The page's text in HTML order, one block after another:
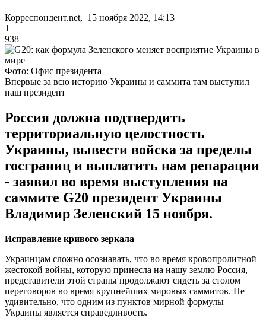
Корреспондент.net, 15 ноября 2022, 14:13
1
938
Фото: Офис президента
Впервые за всю историю Украины и саммита там выступил
наш президент
Россия должна подтвердить
территориальную целостность
Украины, вывести войска за пределы
госграниц и выплатить нам репарации
- заявил во время выступления на
саммите G20 президент Украины
Владимир Зеленский 15 ноября.
Исправление кривого зеркала
Украинцам сложно осознавать, что во время кровопролитной
жестокой войны, которую принесла на нашу землю Россия,
представители этой страны продолжают сидеть за столом
переговоров во время крупнейших мировых саммитов. Не
удивительно, что одним из пунктов мирной формулы
Украины является справедливость.